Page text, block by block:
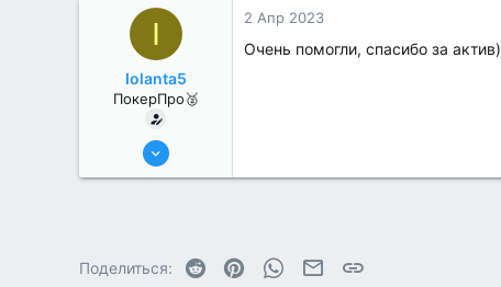
I
Iolanta5
ПокерПро🥈
13 Июн 2022
2 Апр 2023
Очень помогли, спасибо за актив)
Поделиться: Reddit PinterestWhatsAppЭлектронная почта